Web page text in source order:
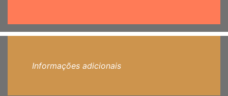
Informações adicionais